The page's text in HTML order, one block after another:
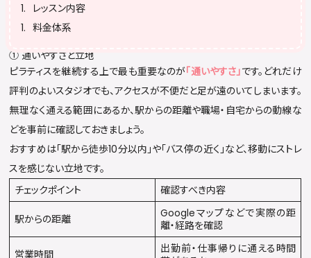
レッスン内容
料金体系
① 通いやすさと立地
ピラティスを継続する上で最も重要なのが「通いやすさ」です。どれだけ
評判のよいスタジオでも、アクセスが不便だと足が遠のいてしまいます。
無理なく通える範囲にあるか、駅からの距離や職場・自宅からの動線な
どを事前に確認しておきましょう。
おすすめは「駅から徒歩10分以内」や「バス停の近く」など、移動にストレ
スを感じない立地です。
チェックポイント
確認すべき内容
駅からの距離
Googleマップなどで実際の距
離・経路を確認
営業時間
出勤前・仕事帰りに通える時間